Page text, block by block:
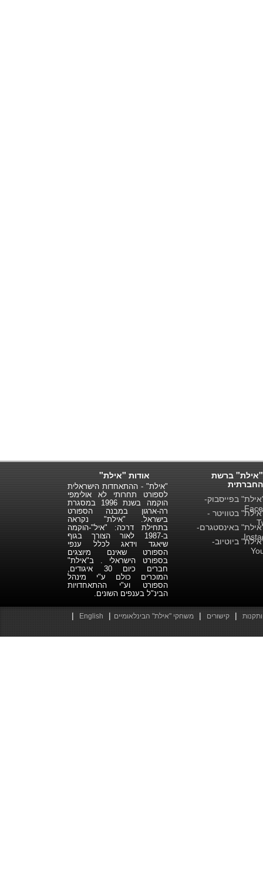
אודות "אילת"
"אילת" - ההתאחדות הישראלית
לספורט תחרותי לא אולימפי
הוקמה בשנת 1996 במסגרת
רה-ארגון במבנה הספורט
בישראל. "אילת" נקראה
בתחילת דרכה: "איל"-הוקמה
ב-1987 לאור הצורך בגוף
שיאגד וידאג לכלל ענפי
הספורט שאינם מיוצגים
בספורט הישראלי . ב"אילת"
חברים כיום 30 איגודים,
המוכרים כולם ע"י מינהל
הספורט וע"י ההתאחדויות
הבינ"ל בענפים השונים.
"אילת" ברשת
החברתית
בפייסבוק-
בטוויטר -
באינסטגרם-
ביוטיוב-
| קישורים | משחקי "אילת" הבינלאומיים |
English
|